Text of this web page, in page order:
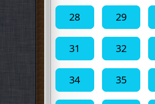
28 29
31 32
34 35